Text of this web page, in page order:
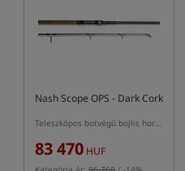
Nash Scope OPS - Dark Cork
Teleszkópos botvégű bojlis horgászbot
83 470 HUF